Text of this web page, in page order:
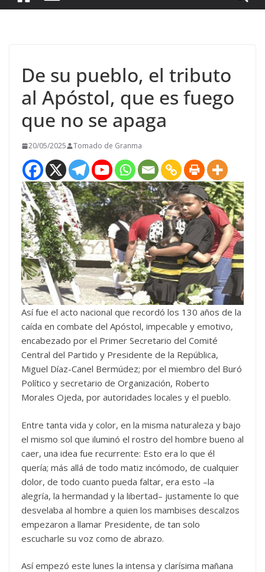
De su pueblo, el tributo
al Apóstol, que es fuego
que no se apaga
20/05/2025 Tomado de Granma
Así fue el acto nacional que recordó los 130 años de la
caída en combate del Apóstol, impecable y emotivo,
encabezado por el Primer Secretario del Comité
Central del Partido y Presidente de la República,
Miguel Díaz-Canel Bermúdez; por el miembro del Buró
Político y secretario de Organización, Roberto
Morales Ojeda, por autoridades locales y el pueblo.
Entre tanta vida y color, en la misma naturaleza y bajo
el mismo sol que iluminó el rostro del hombre bueno al
caer, una idea fue recurrente: Esto era lo que él
quería; más allá de todo matiz incómodo, de cualquier
dolor, de todo cuanto pueda faltar, era esto –la
alegría, la hermandad y la libertad– justamente lo que
desvelaba al hombre a quien los mambises descalzos
empezaron a llamar Presidente, de tan solo
escucharle su voz como de abrazo.
Así empezó este lunes la intensa y clarísima mañana